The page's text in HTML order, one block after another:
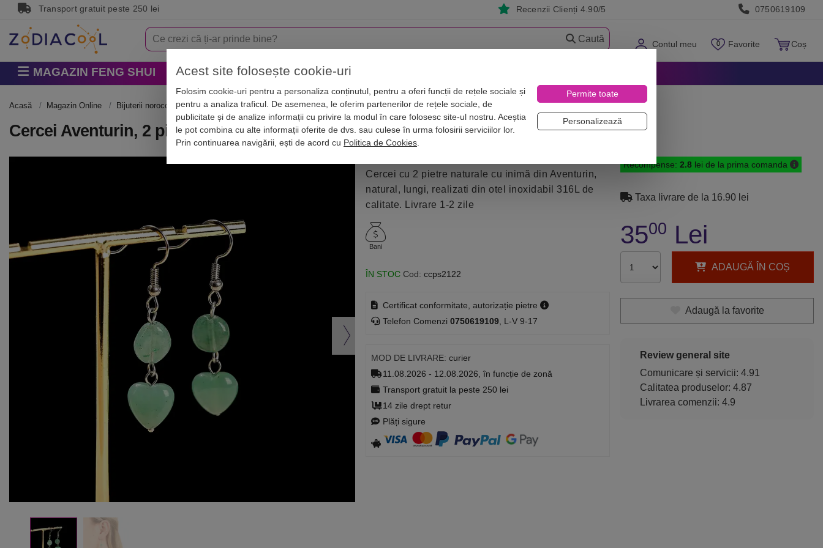
Transport gratuit peste 250 lei Recenzii Clienți 4.90/5 0750619109
Contul meu Favorite Coș
Caută
MAGAZIN FENG SHUI Horoscop Zodii Astrologie Numerologie
Acasă Magazin Online Bijuterii norocoase Cercei cu pietre semipretioase Cercei Aventurin
Cercei Aventurin, 2 pietre naturale cu inimă, lungi, otel inoxidabil
Cercei cu 2 pietre naturale cu inimă din Aventurin,
natural, lungi, realizati din otel inoxidabil 316L de
calitate. Livrare 1-2 zile
Bani
ÎN STOC Cod: ccps2122
Certificat conformitate, autorizație pietre
Telefon Comenzi0750619109 , L-V 9-17
MOD DE LIVRARE: curier
11.08.2026 - 12.08.2026, în funcție de zonă
Transport gratuit la peste 250 lei
14 zile drept retur
Plăți sigure
Recompense:2.8 lei de la prima comanda
Taxa livrare de la 16.90 lei
3500 Lei
ADAUGĂ ÎN COȘ
Adaugă la favorite
Review general site
Comunicare și servicii: 4.91
Calitatea produselor: 4.87
Livrarea comenzii: 4.9
Acest site folosește cookie-uri
Folosim cookie-uri pentru a personaliza conținutul, pentru a oferi funcții de rețele sociale și
pentru a analiza traficul. De asemenea, le oferim partenerilor de rețele sociale, de
publicitate și de analize informații cu privire la modul în care folosesc site-ul nostru. Aceștia
le pot combina cu alte informații oferite de dvs. sau culese în urma folosirii serviciilor lor.
Prin continuarea navigării, ești de acord cu Politica de Cookies.
Permite toate
Personalizează